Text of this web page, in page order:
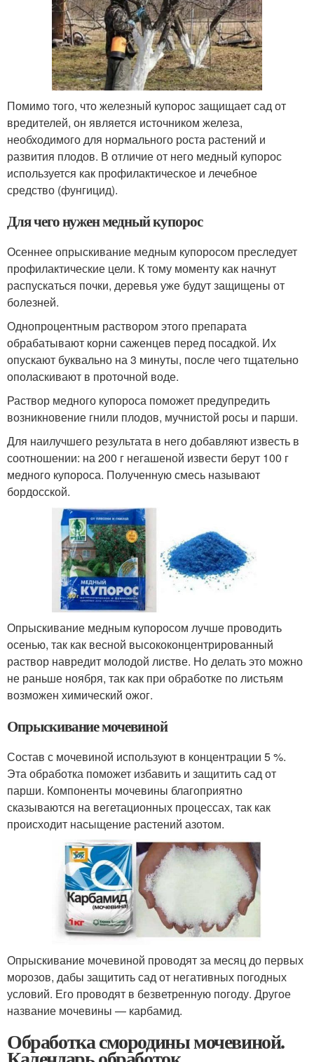
Помимо того, что железный купорос защищает сад от
вредителей, он является источником железа,
необходимого для нормального роста растений и
развития плодов. В отличие от него медный купорос
используется как профилактическое и лечебное
средство (фунгицид).
Для чего нужен медный купорос
Осеннее опрыскивание медным купоросом преследует
профилактические цели. К тому моменту как начнут
распускаться почки, деревья уже будут защищены от
болезней.
Однопроцентным раствором этого препарата
обрабатывают корни саженцев перед посадкой. Их
опускают буквально на 3 минуты, после чего тщательно
ополаскивают в проточной воде.
Раствор медного купороса поможет предупредить
возникновение гнили плодов, мучнистой росы и парши.
Для наилучшего результата в него добавляют известь в
соотношении: на 200 г негашеной извести берут 100 г
медного купороса. Полученную смесь называют
бордосской.
Опрыскивание медным купоросом лучше проводить
осенью, так как весной высококонцентрированный
раствор навредит молодой листве. Но делать это можно
не раньше ноября, так как при обработке по листьям
возможен химический ожог.
Опрыскивание мочевиной
Состав с мочевиной используют в концентрации 5 %.
Эта обработка поможет избавить и защитить сад от
парши. Компоненты мочевины благоприятно
сказываются на вегетационных процессах, так как
происходит насыщение растений азотом.
Опрыскивание мочевиной проводят за месяц до первых
морозов, дабы защитить сад от негативных погодных
условий. Его проводят в безветренную погоду. Другое
название мочевины — карбамид.
Обработка смородины мочевиной.